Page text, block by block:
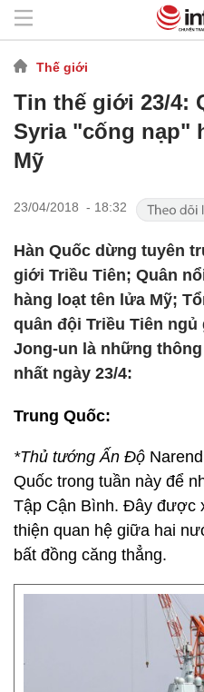
Thế giới
Tin thế giới 23/4:
Syria "cống nạp"
Mỹ
23/04/2018 - 18:32
Hàn Quốc dừng tuyên
giới Triều Tiên; Quân
hàng loạt tên lửa Mỹ;
quân đội Triều Tiên
Jong-un là những
nhất ngày 23/4:
Trung Quốc:
*Thủ tướng Ấn Độ
Quốc trong tuần này để
Tập Cận Bình. Đây được
thiện quan hệ giữa hai
bất đồng căng thẳng.